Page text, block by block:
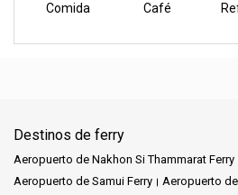
Comida Café
Destinos de ferry
Aeropuerto de Nakhon Si Thammarat Ferry
Aeropuerto de Samui Ferry
Aeropuerto